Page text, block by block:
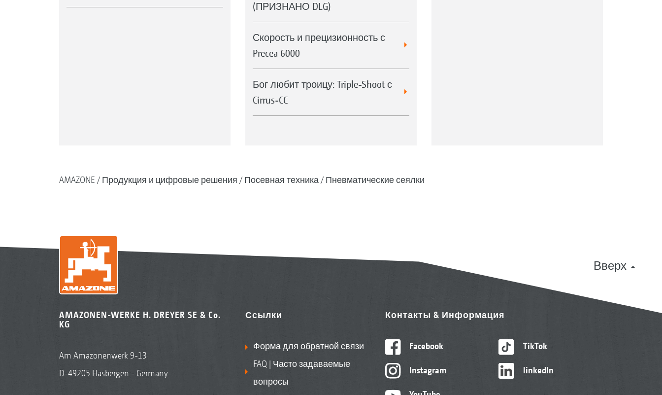
(ПРИЗНАНО DLG)
Скорость и прецизионность с
Precea 6000
Бог любит троицу: Triple-Shoot с
Cirrus-CC
AMAZONE Продукция и цифровые решения Посевная техника Пневматические сеялки
Вверх
AMAZONEN-WERKE H. DREYER SE & Co.
KG
Am Amazonenwerk 9-13
D-49205 Hasbergen - Germany
Ссылки
Форма для обратной связи
FAQ | Часто задаваемые
вопросы
Контакты & Информация
Facebook
Instagram
TikTok
linkedIn